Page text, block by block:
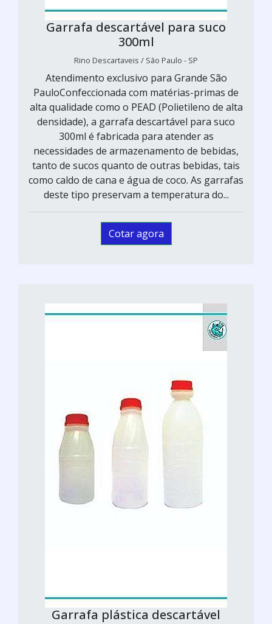
Garrafa descartável para suco
300ml
Rino Descartaveis / São Paulo - SP
Atendimento exclusivo para Grande São
PauloConfeccionada com matérias-primas de
alta qualidade como o PEAD (Polietileno de alta
densidade), a garrafa descartável para suco
300ml é fabricada para atender as
necessidades de armazenamento de bebidas,
tanto de sucos quanto de outras bebidas, tais
como caldo de cana e água de coco. As garrafas
deste tipo preservam a temperatura do...
Cotar agora
Garrafa plástica descartável